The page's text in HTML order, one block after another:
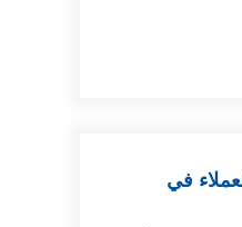
سعة 5 طن (لأحد العملاء في